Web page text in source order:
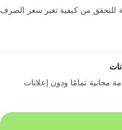
للتحقق من كيفية تغير سعر الصرف
مجانية تمامًا ودون إعلانات